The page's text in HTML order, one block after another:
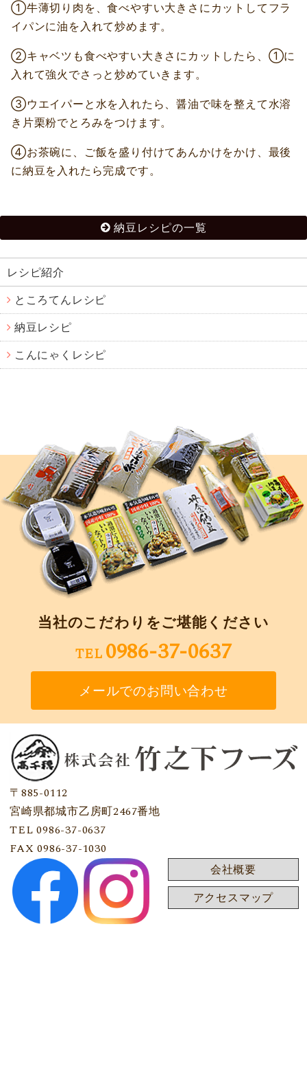
①牛薄切り肉を、食べやすい大きさにカットしてフラ
イパンに油を入れて炒めます。
②キャベツも食べやすい大きさにカットしたら、①に
入れて強火でさっと炒めていきます。
③ウエイパーと水を入れたら、醤油で味を整えて水溶
き片栗粉でとろみをつけます。
④お茶碗に、ご飯を盛り付けてあんかけをかけ、最後
に納豆を入れたら完成です。
納豆レシピの一覧
レシピ紹介
ところてんレシピ
納豆レシピ
こんにゃくレシピ
当社のこだわりをご堪能ください
TEL 0986-37-0637
メールでのお問い合わせ
〒885-0112
宮崎県都城市乙房町2467番地
TEL 0986-37-0637
FAX 0986-37-1030
会社概要
アクセスマップ